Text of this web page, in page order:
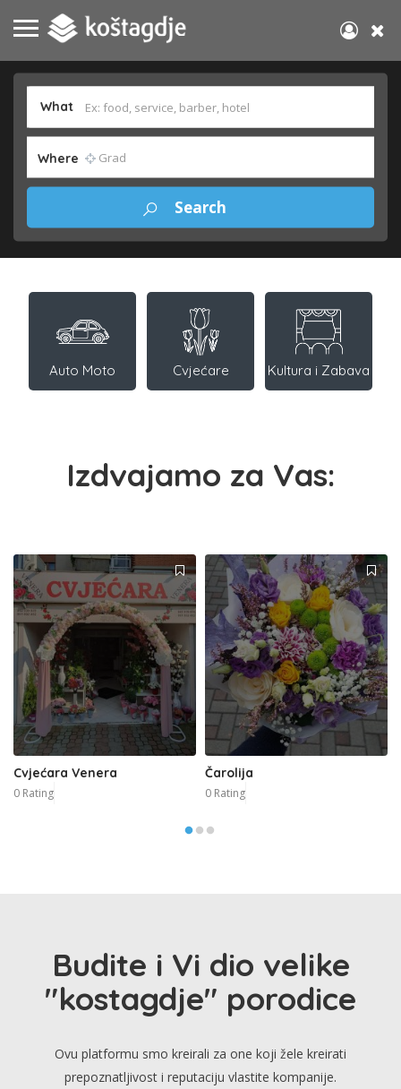
What
Where
Auto Moto Cvjećare Kultura i Zabava
Izdvajamo za Vas:
Cvjećara Venera
0 Rating
Čarolija
0 Rating
Budite i Vi dio velike
"kostagdje" porodice
Ovu platformu smo kreirali za one koji žele kreirati
prepoznatljivost i reputaciju vlastite kompanije.